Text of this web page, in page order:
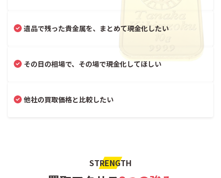
遺品で残った貴金属を、まとめて現金化したい
その日の相場で、その場で現金化してほしい
他社の買取価格と比較したい
STRENGTH